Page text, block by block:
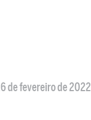
de fevereiro de 2022